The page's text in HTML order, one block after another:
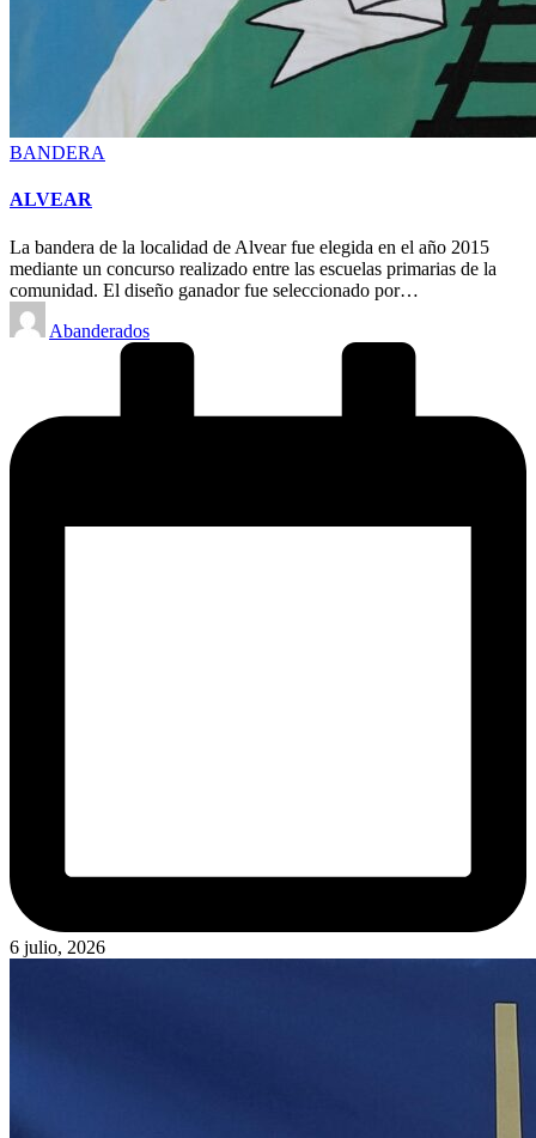
Posted
BANDERA
ALVEAR
La bandera de la localidad de Alvear fue elegida en el año 2015
mediante un concurso realizado entre las escuelas primarias de la
comunidad. El diseño ganador fue seleccionado por…
Posted
by
Abanderados
6 julio, 2026